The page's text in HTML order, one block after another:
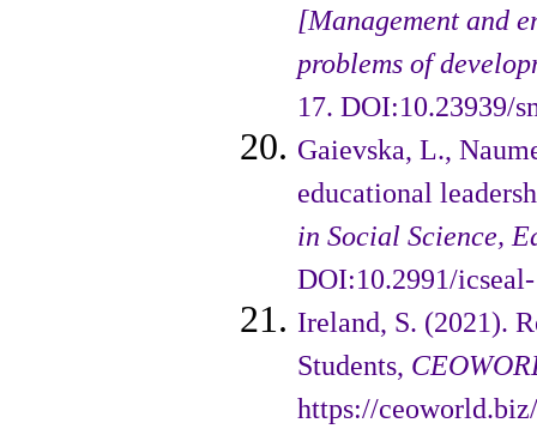
[Management and
problems of
17. DOI:10.23939/
Gaievska, L.,
educational
in Social Science,
DOI:10.2991/
Ireland, S. (2021).
Students,
https://